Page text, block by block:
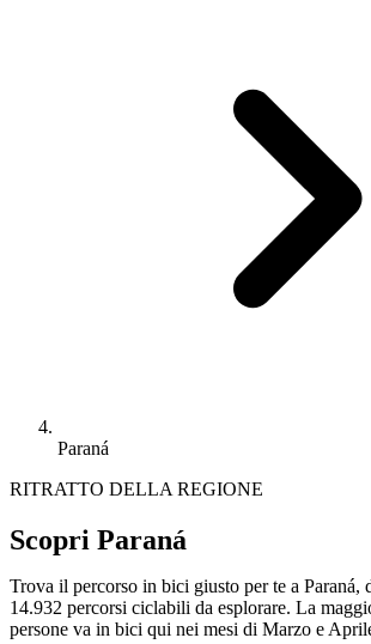
Paraná
RITRATTO DELLA REGIONE
Scopri Paraná
Trova il percorso in bici giusto per te a Paraná,
14.932 percorsi ciclabili da esplorare. La
persone va in bici qui nei mesi di Marzo e